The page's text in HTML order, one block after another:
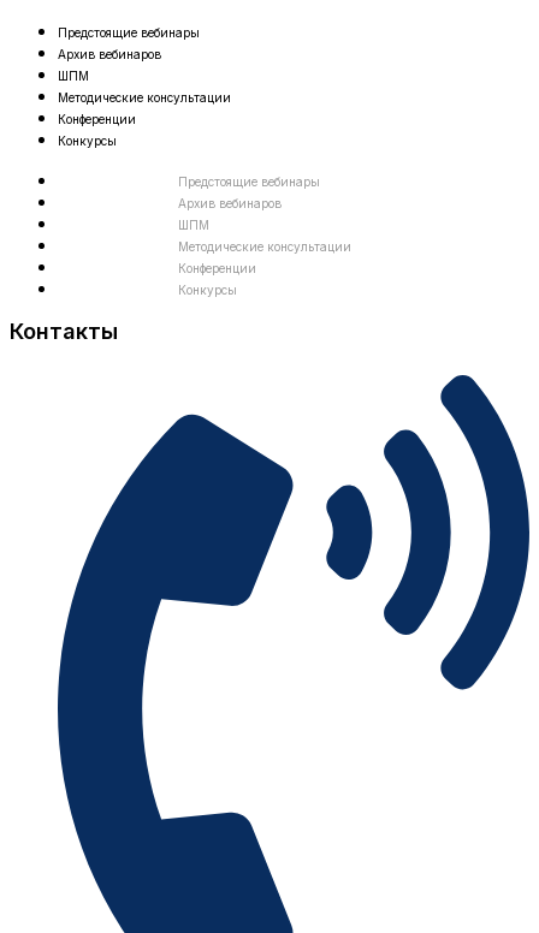
Предстоящие вебинары
Архив вебинаров
ШПМ
Методические консультации
Конференции
Конкурсы
Предстоящие вебинары
Архив вебинаров
ШПМ
Методические консультации
Конференции
Конкурсы
Контакты